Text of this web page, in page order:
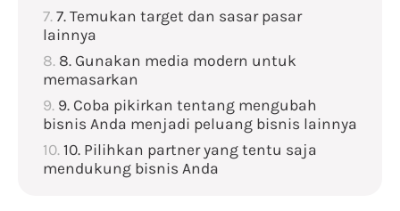
7. Temukan target dan sasar pasar
lainnya
8. Gunakan media modern untuk
memasarkan
9. Coba pikirkan tentang mengubah
bisnis Anda menjadi peluang bisnis lainnya
10. Pilihkan partner yang tentu saja
mendukung bisnis Anda